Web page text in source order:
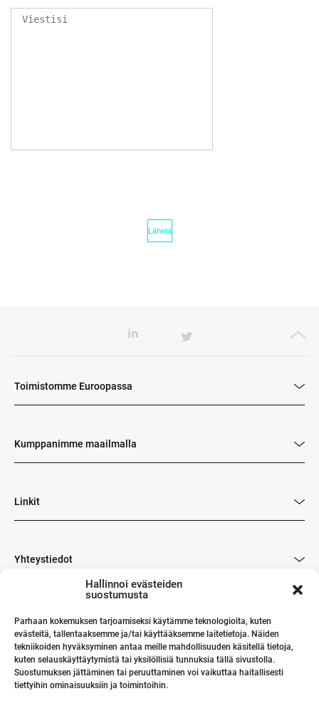
Hallinnoi evästeiden
suostumusta
Parhaan kokemuksen tarjoamiseksi käytämme teknologioita, kuten
evästeitä, tallentaaksemme ja/tai käyttääksemme laitetietoja. Näiden
tekniikoiden hyväksyminen antaa meille mahdollisuuden käsitellä tietoja,
kuten selauskäyttäytymistä tai yksilöllisiä tunnuksia tällä sivustolla.
Suostumuksen jättäminen tai peruuttaminen voi vaikuttaa haitallisesti
tiettyihin ominaisuuksiin ja toimintoihin.
Toimistomme Euroopassa
Kumppanimme maailmalla
Linkit
Yhteystiedot